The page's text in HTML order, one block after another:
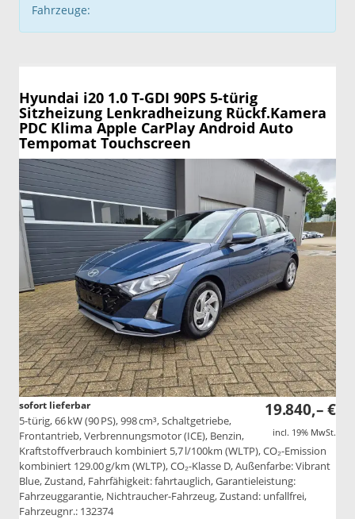
Fahrzeuge:
Hyundai i20 1.0 T-GDI 90PS 5-türig
Sitzheizung Lenkradheizung Rückf.Kamera
PDC Klima Apple CarPlay Android Auto
Tempomat Touchscreen
19.840,– €
incl. 19% MwSt.
sofort lieferbar
5-türig, 66 kW (90 PS), 998 cm³, Schaltgetriebe,
Frontantrieb, Verbrennungsmotor (ICE), Benzin,
Kraftstoffverbrauch kombiniert 5,7 l/100km (WLTP), CO₂-Emission
kombiniert 129.00 g/km (WLTP), CO₂-Klasse D, Außenfarbe: Vibrant
Blue, Zustand, Fahrfähigkeit: fahrtauglich, Garantieleistung:
Fahrzeuggarantie, Nichtraucher-Fahrzeug, Zustand: unfallfrei,
Fahrzeugnr.: 132374